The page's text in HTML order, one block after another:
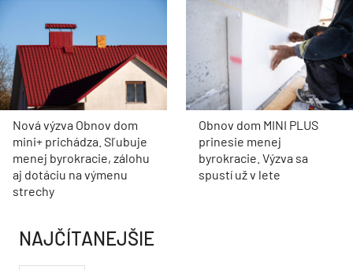
Nová výzva Obnov dom
mini+ prichádza. Sľubuje
menej byrokracie, zálohu
aj dotáciu na výmenu
strechy
Obnov dom MINI PLUS
prinesie menej
byrokracie. Výzva sa
spustí už v lete
NAJČÍTANEJŠIE